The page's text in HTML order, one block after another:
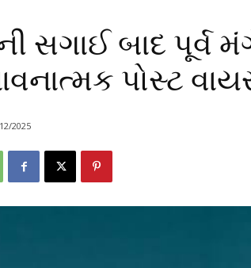
સગાઈ બાદ પૂર્વ
પોસ્ટ
2025